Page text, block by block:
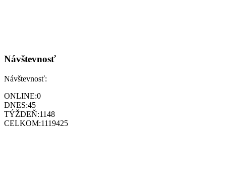
Návštevnosť
Návštevnosť:
ONLINE:0
DNES:45
TÝŽDEŇ:1148
CELKOM:1119425